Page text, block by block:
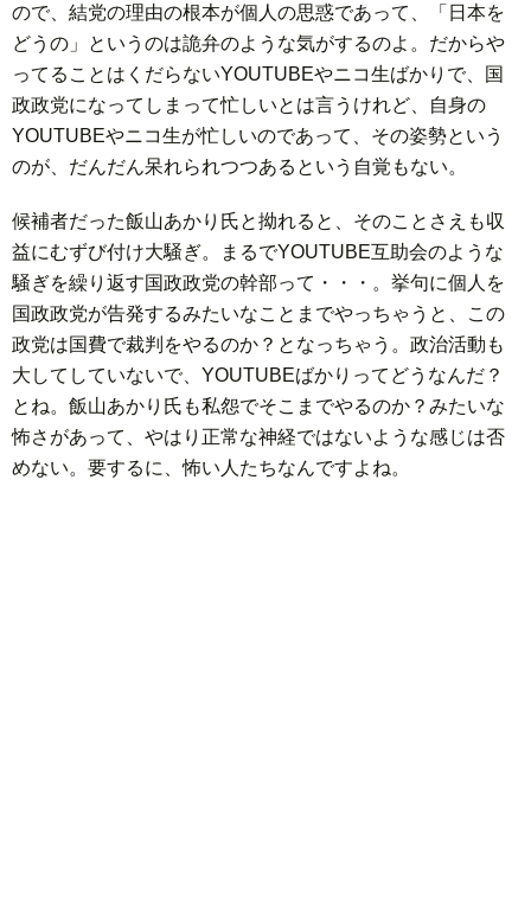
ので、結党の理由の根本が個人の思惑であって、「日本を
どうの」というのは詭弁のような気がするのよ。だからや
ってることはくだらないYOUTUBEやニコ生ばかりで、国
政政党になってしまって忙しいとは言うけれど、自身の
YOUTUBEやニコ生が忙しいのであって、その姿勢という
のが、だんだん呆れられつつあるという自覚もない。
候補者だった飯山あかり氏と拗れると、そのことさえも収
益にむずび付け大騒ぎ。まるでYOUTUBE互助会のような
騒ぎを繰り返す国政政党の幹部って・・・。挙句に個人を
国政政党が告発するみたいなことまでやっちゃうと、この
政党は国費で裁判をやるのか？となっちゃう。政治活動も
大してしていないで、YOUTUBEばかりってどうなんだ？
とね。飯山あかり氏も私怨でそこまでやるのか？みたいな
怖さがあって、やはり正常な神経ではないような感じは否
めない。要するに、怖い人たちなんですよね。